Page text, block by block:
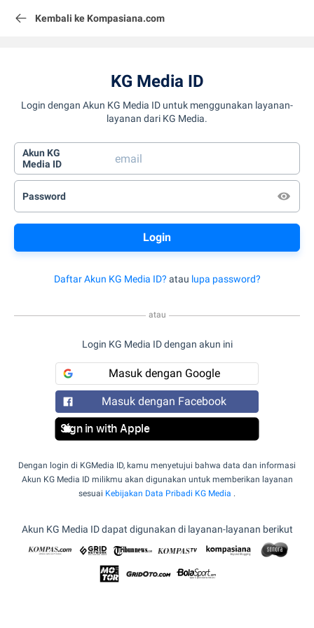
Kembali ke Kompasiana.com
KG Media ID
Login dengan Akun KG Media ID untuk menggunakan layanan-
layanan dari KG Media.
Akun KG
Media ID
Password
Daftar Akun KG Media ID? atau lupa password?
atau
Login KG Media ID dengan akun ini
Masuk dengan Google
Masuk dengan Facebook
Sign in with Apple
Dengan login di KGMedia ID, kamu menyetujui bahwa data dan informasi
Akun KG Media ID milikmu akan digunakan untuk memberikan layanan
sesuai Kebijakan Data Pribadi KG Media .
Akun KG Media ID dapat digunakan di layanan-layanan berikut